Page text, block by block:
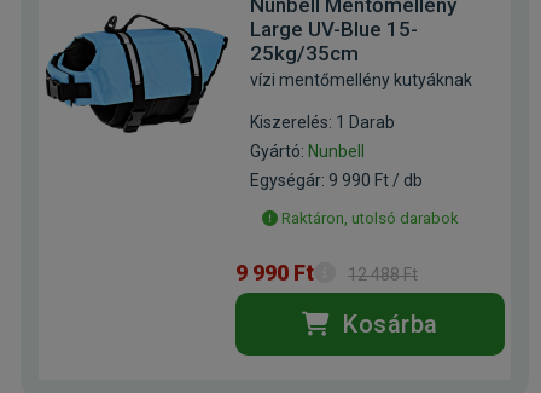
Large UV-Blue 15-
25kg/35cm
vízi mentőmellény kutyáknak
Kiszerelés: 1 Darab
Gyártó: Nunbell
Egységár: 9 990 Ft / db
Raktáron, utolsó darabok
9 990 Ft 12 488 Ft
Kosárba